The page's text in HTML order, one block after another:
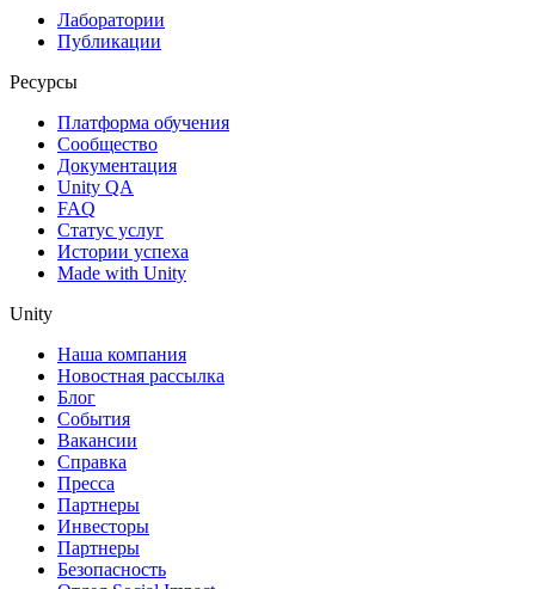
Лаборатории
Публикации
Ресурсы
Платформа обучения
Сообщество
Документация
Unity QA
FAQ
Статус услуг
Истории успеха
Made with Unity
Unity
Наша компания
Новостная рассылка
Блог
События
Вакансии
Справка
Пресса
Партнеры
Инвесторы
Партнеры
Безопасность